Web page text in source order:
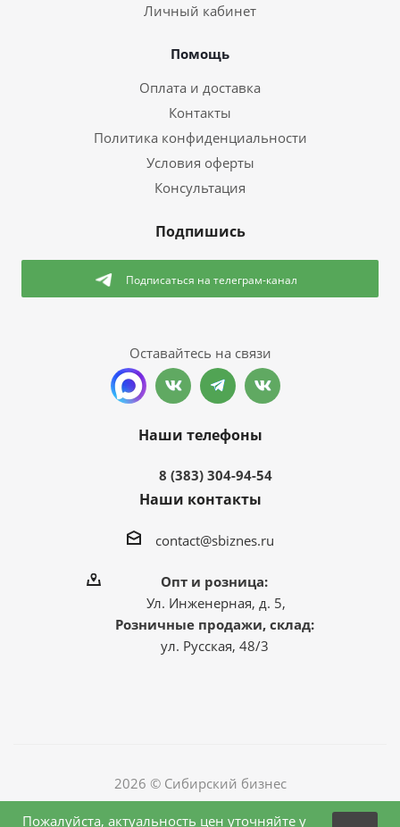
Личный кабинет
Помощь
Оплата и доставка
Контакты
Политика конфиденциальности
Условия оферты
Консультация
Подпишись
Подписаться на телеграм-канал
Оставайтесь на связи
Наши телефоны
8 (383) 304-94-54
Наши контакты
contact@sbiznes.ru
Опт и розница:
Ул. Инженерная, д. 5,
Розничные продажи, склад:
ул. Русская, 48/3
2026 © Сибирский бизнес
Пожалуйста, актуальность цен уточняйте у